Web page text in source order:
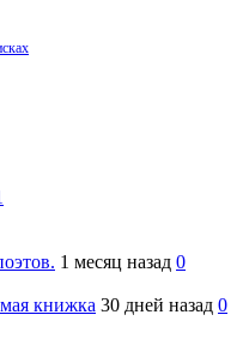
1 месяц назад 0
книжка 30 дней назад 0